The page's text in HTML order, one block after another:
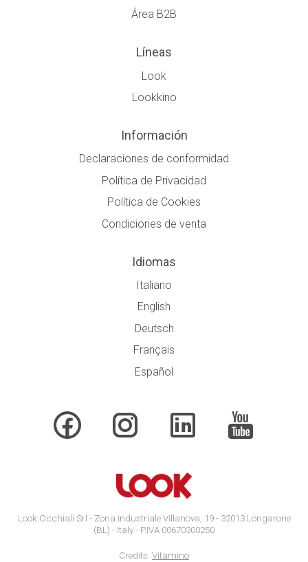
Área B2B
Líneas
Look
Lookkino
Información
Declaraciones de conformidad
Política de Privacidad
Política de Cookies
Condiciones de venta
Idiomas
Italiano
English
Deutsch
Français
Español
Look Occhiali Srl - Zona industriale Villanova, 19 - 32013 Longarone
(BL) - Italy - P.IVA 00670300250
Credits: Vitamino